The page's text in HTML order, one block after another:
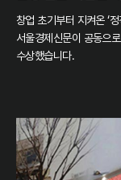
창업 초기부터 지켜온 ‘
서울경제신문이 공동으
수상했습니다.